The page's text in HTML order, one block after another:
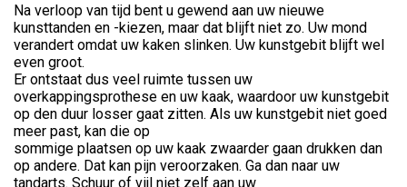
Na verloop van tijd bent u gewend aan uw nieuwe
kunsttanden en -kiezen, maar dat blijft niet zo. Uw mond
verandert omdat uw kaken slinken. Uw kunstgebit blijft wel
even groot.
Er ontstaat dus veel ruimte tussen uw
overkappingsprothese en uw kaak, waardoor uw kunstgebit
op den duur losser gaat zitten. Als uw kunstgebit niet goed
meer past, kan die op
sommige plaatsen op uw kaak zwaarder gaan drukken dan
op andere. Dat kan pijn veroorzaken. Ga dan naar uw
tandarts. Schuur of vijl niet zelf aan uw